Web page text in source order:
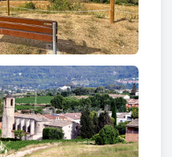
i allà, lesoliveress’alcen
esperant el cicle natural
fruit daurat.
Mirador de Sant Llorenç
paraules.
de Sant Llorenç a Sant